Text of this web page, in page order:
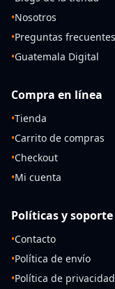
•Nosotros
•Preguntas frecuentes
•Guatemala Digital
Compra en línea
•Tienda
•Carrito de compras
•Checkout
•Mi cuenta
Políticas y soporte
•Contacto
•Política de envío
•Política de privacidad